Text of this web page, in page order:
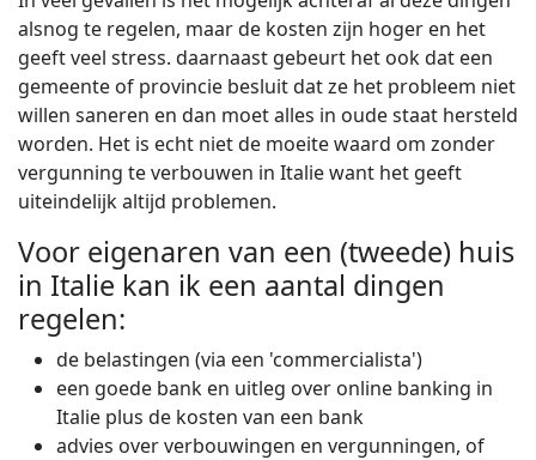
alsnog te regelen, maar de kosten zijn hoger en het
geeft veel stress. daarnaast gebeurt het ook dat een
gemeente of provincie besluit dat ze het probleem niet
willen saneren en dan moet alles in oude staat hersteld
worden. Het is echt niet de moeite waard om zonder
vergunning te verbouwen in Italie want het geeft
uiteindelijk altijd problemen.
Voor eigenaren van een (tweede) huis
in Italie kan ik een aantal dingen
regelen:
de belastingen (via een 'commercialista')
een goede bank en uitleg over online banking in
Italie plus de kosten van een bank
advies over verbouwingen en vergunningen, of